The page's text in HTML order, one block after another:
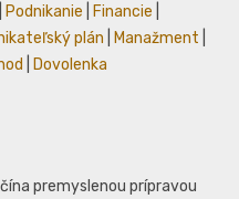
Podnikanie Financie
plán Manažment
Dovolenka
premyslenou prípravou